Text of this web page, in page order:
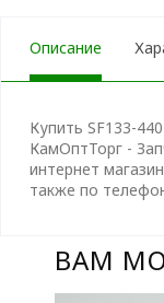
Описание
Купить SF133-
КамОптТорг -
интернет
также по
ВАМ